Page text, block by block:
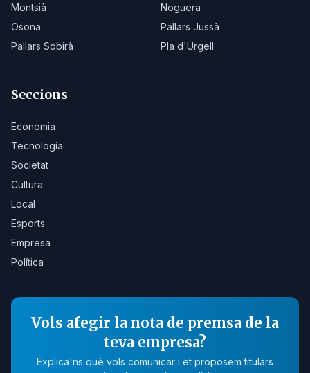
Montsià
Noguera
Osona
Pallars Jussà
Pallars Sobirà
Pla d'Urgell
Seccions
Economia
Tecnologia
Societat
Cultura
Local
Esports
Empresa
Política
Vols afegir la nota de premsa de la
teva empresa?
Explica'ns què vols comunicar i et proposem titulars